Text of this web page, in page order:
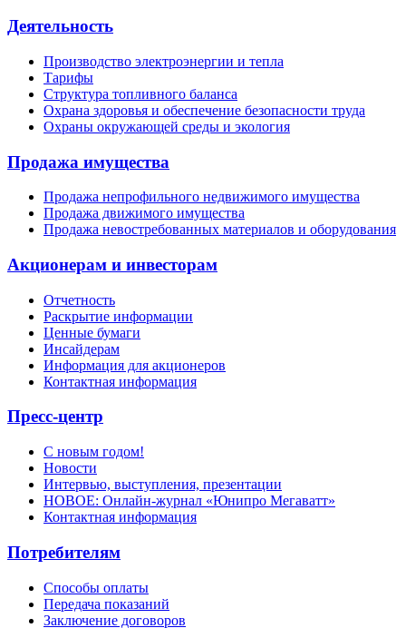
Деятельность
Производство электроэнергии и тепла
Тарифы
Структура топливного баланса
Охрана здоровья и обеспечение безопасности труда
Охраны окружающей среды и экология
Продажа имущества
Продажа непрофильного недвижимого имущества
Продажа движимого имущества
Продажа невостребованных материалов и оборудования
Акционерам и инвесторам
Отчетность
Раскрытие информации
Ценные бумаги
Инсайдерам
Информация для акционеров
Контактная информация
Пресс-центр
С новым годом!
Новости
Интервью, выступления, презентации
НОВОЕ: Онлайн-журнал «Юнипро Мегаватт»
Контактная информация
Потребителям
Способы оплаты
Передача показаний
Заключение договоров